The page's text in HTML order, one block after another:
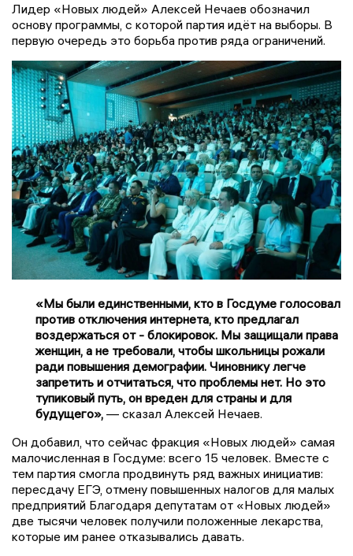
Лидер «Новых людей» Алексей Нечаев обозначил
основу программы, с которой партия идёт на выборы. В
первую очередь это борьба против ряда ограничений.
«Мы были единственными, кто в Госдуме голосовал
против отключения интернета, кто предлагал
воздержаться от - блокировок. Мы защищали права
женщин, а не требовали, чтобы школьницы рожали
ради повышения демографии. Чиновнику легче
запретить и отчитаться, что проблемы нет. Но это
тупиковый путь, он вреден для страны и для
будущего», — сказал Алексей Нечаев.
Он добавил, что сейчас фракция «Новых людей» самая
малочисленная в Госдуме: всего 15 человек. Вместе с
тем партия смогла продвинуть ряд важных инициатив:
пересдачу ЕГЭ, отмену повышенных налогов для малых
предприятий Благодаря депутатам от «Новых людей»
две тысячи человек получили положенные лекарства,
которые им ранее отказывались давать.